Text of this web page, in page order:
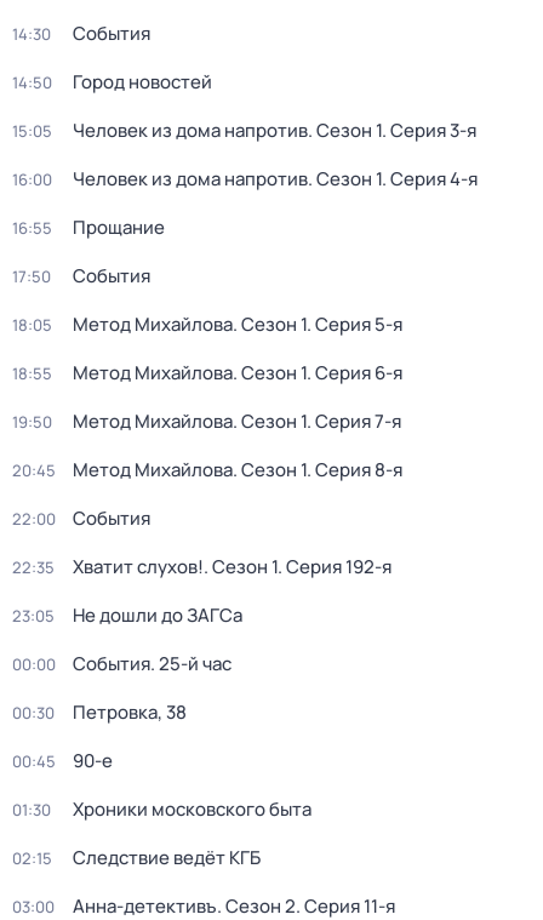
14:30 События
14:50 Город новостей
15:05 Человек из дома напротив. Сезон 1. Серия 3-я
16:00 Человек из дома напротив. Сезон 1. Серия 4-я
16:55 Прощание
17:50 События
18:05 Метод Михайлова. Сезон 1. Серия 5-я
18:55 Метод Михайлова. Сезон 1. Серия 6-я
19:50 Метод Михайлова. Сезон 1. Серия 7-я
20:45 Метод Михайлова. Сезон 1. Серия 8-я
22:00 События
22:35 Хватит слухов!. Сезон 1. Серия 192-я
23:05 Не дошли до ЗАГСа
00:00 События. 25-й час
00:30 Петровка, 38
00:45 90-е
01:30 Хроники московского быта
02:15 Следствие ведёт КГБ
03:00 Анна-детективъ. Сезон 2. Серия 11-я